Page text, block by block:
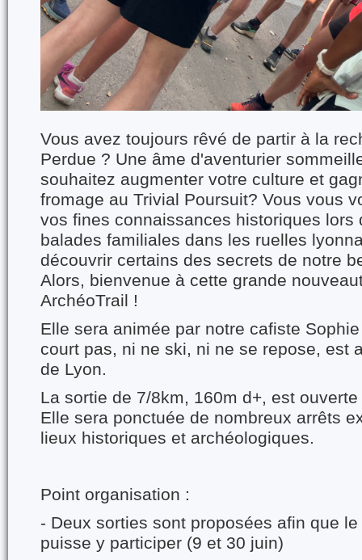
Vous avez toujours rêvé de partir à la
Perdue ? Une âme d'aventurier
souhaitez augmenter votre culture et
fromage au Trivial Poursuit? Vous vous
vos fines connaissances historiques lors
balades familiales dans les ruelles
découvrir certains des secrets de notre
Alors, bienvenue à cette grande
ArchéoTrail !
Elle sera animée par notre cafiste
court pas, ni ne ski, ni ne se repose, est
de Lyon.
La sortie de 7/8km, 160m d+, est
Elle sera ponctuée de nombreux arrêts
lieux historiques et archéologiques.
Point organisation :
- Deux sorties sont proposées afin que
puisse y participer (9 et 30 juin)